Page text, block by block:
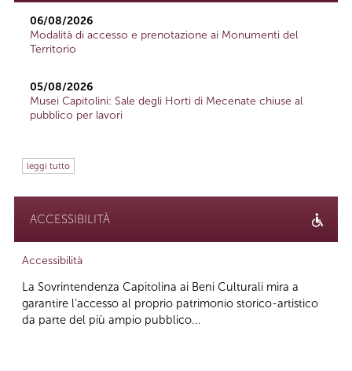
06/08/2026
Modalità di accesso e prenotazione ai Monumenti del
Territorio
05/08/2026
Musei Capitolini: Sale degli Horti di Mecenate chiuse al
pubblico per lavori
leggi tutto
ACCESSIBILITÀ
Accessibilità
La Sovrintendenza Capitolina ai Beni Culturali mira a
garantire l’accesso al proprio patrimonio storico-artistico
da parte del più ampio pubblico...